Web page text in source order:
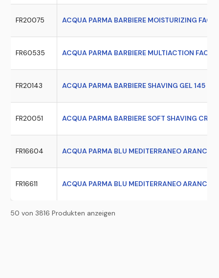
FR20075 ACQUA PARMA BARBIERE MOISTURIZING
FR60535 ACQUA PARMA BARBIERE MULTIACTION FACE
FR20143 ACQUA PARMA BARBIERE SHAVING GEL 145 GR
FR20051 ACQUA PARMA BARBIERE SOFT SHAVING
FR16604 ACQUA PARMA BLU MEDITERRANEO ARANCIA
FR16611 ACQUA PARMA BLU MEDITERRANEO ARANCIA
50 von 3816 Produkten anzeigen